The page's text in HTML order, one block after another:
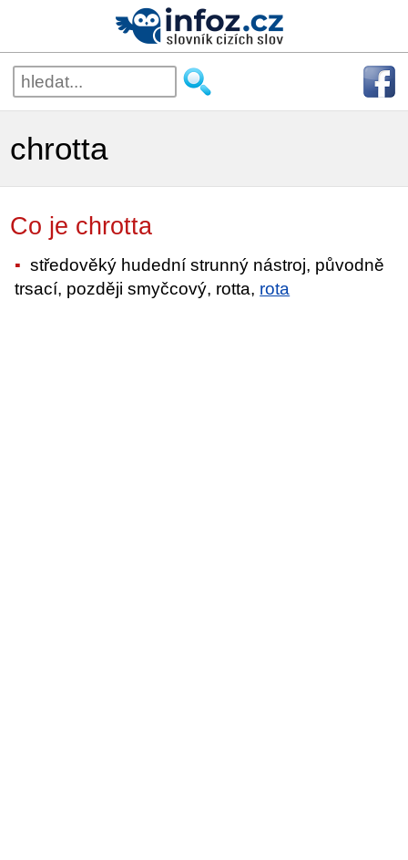
chrotta
Co je chrotta
středověký hudední strunný nástroj, původně
trsací, později smyčcový, rotta, rota